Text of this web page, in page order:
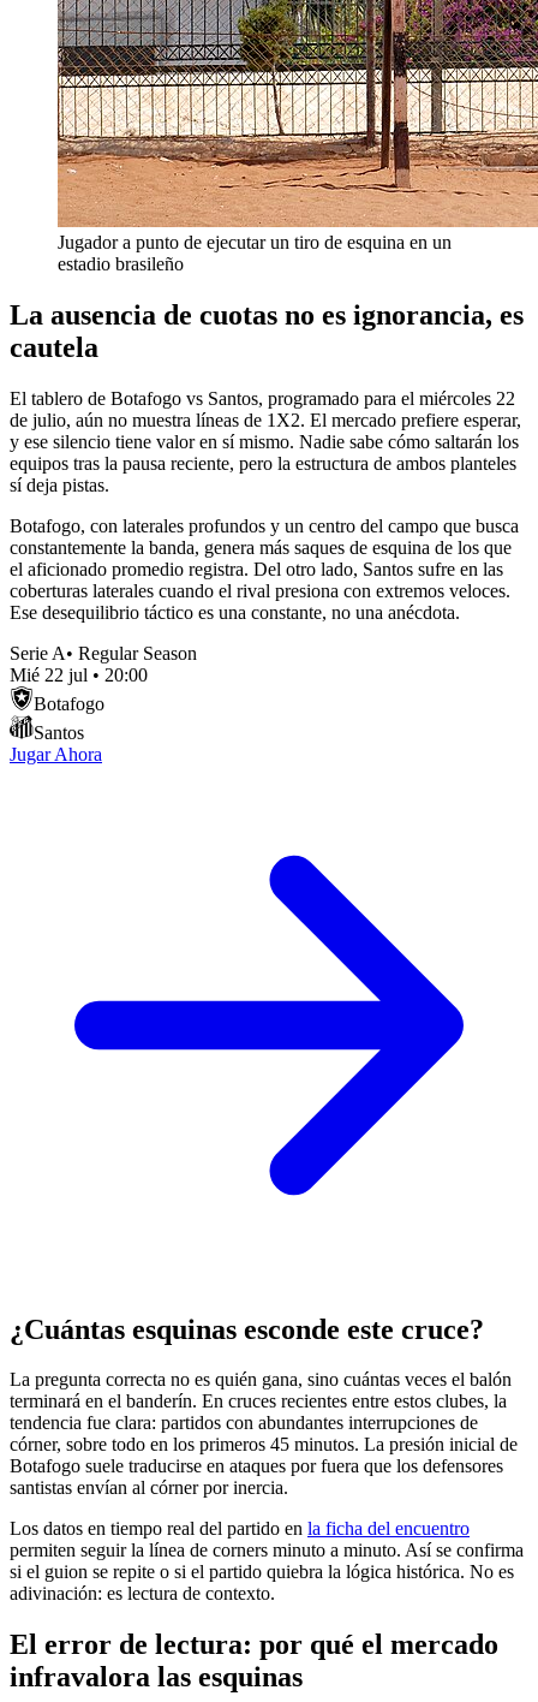
Jugador a punto de ejecutar un tiro de esquina en un
estadio brasileño
La ausencia de cuotas no es ignorancia, es
cautela
El tablero de Botafogo vs Santos, programado para el miércoles 22
de julio, aún no muestra líneas de 1X2. El mercado prefiere esperar,
y ese silencio tiene valor en sí mismo. Nadie sabe cómo saltarán los
equipos tras la pausa reciente, pero la estructura de ambos planteles
sí deja pistas.
Botafogo, con laterales profundos y un centro del campo que busca
constantemente la banda, genera más saques de esquina de los que
el aficionado promedio registra. Del otro lado, Santos sufre en las
coberturas laterales cuando el rival presiona con extremos veloces.
Ese desequilibrio táctico es una constante, no una anécdota.
Serie A• Regular Season
Mié 22 jul • 20:00
Botafogo
Santos
Jugar Ahora
¿Cuántas esquinas esconde este cruce?
La pregunta correcta no es quién gana, sino cuántas veces el balón
terminará en el banderín. En cruces recientes entre estos clubes, la
tendencia fue clara: partidos con abundantes interrupciones de
córner, sobre todo en los primeros 45 minutos. La presión inicial de
Botafogo suele traducirse en ataques por fuera que los defensores
santistas envían al córner por inercia.
Los datos en tiempo real del partido en la ficha del encuentro
permiten seguir la línea de corners minuto a minuto. Así se confirma
si el guion se repite o si el partido quiebra la lógica histórica. No es
adivinación: es lectura de contexto.
El error de lectura: por qué el mercado
infravalora las esquinas